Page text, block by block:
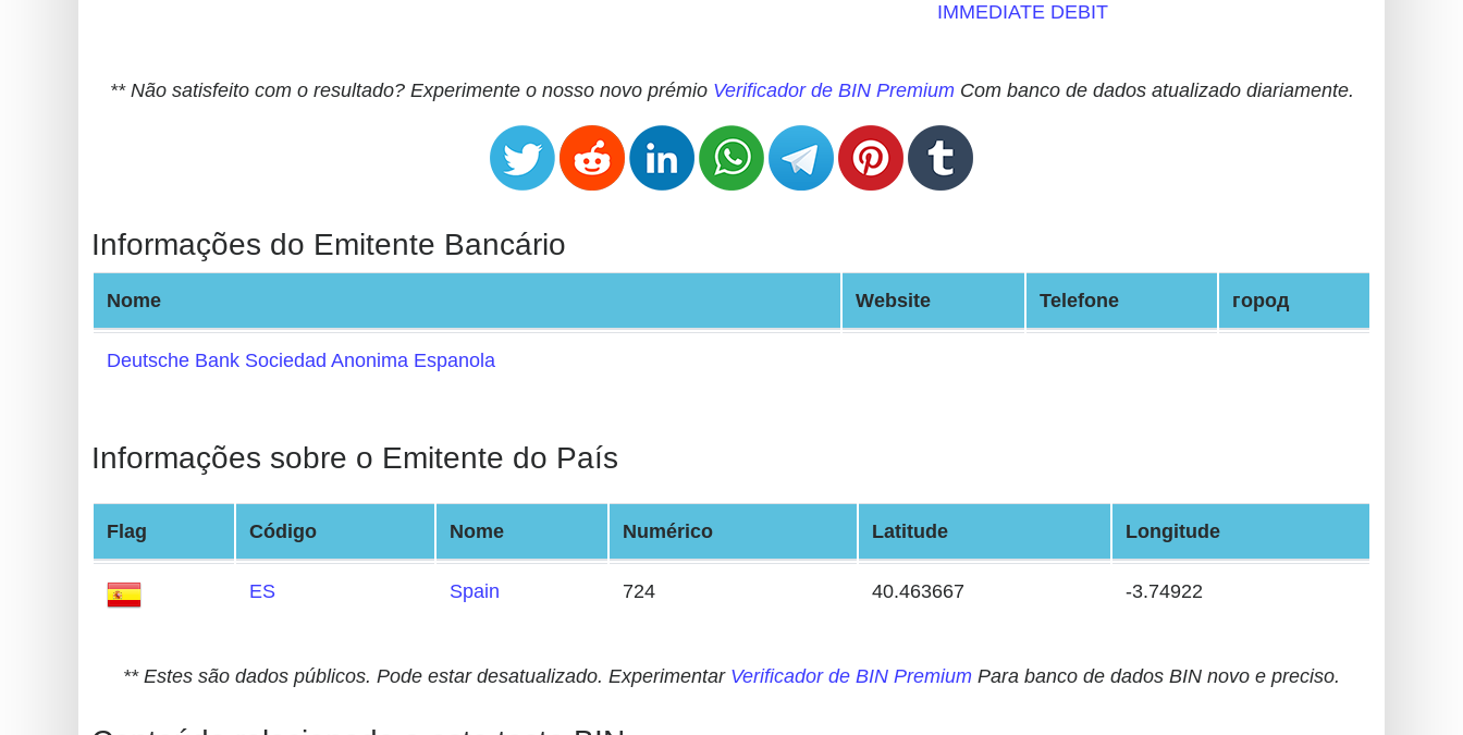
Generator
from
Card
Validator
Credit
Card
Generator
Card
Generator
Generate
Credit
Card
from
Credit
IMMEDIATE DEBIT
** Não satisfeito com o resultado? Experimente o nosso novo prémio Verificador de BIN PremiumCom banco de dados atualizado diariamente.
Informações do Emitente Bancário
Nome Website Telefone город
Deutsche Bank Sociedad Anonima Espanola
Informações sobre o Emitente do País
Flag Código Nome Numérico Latitude Longitude
ES Spain 724 40.463667 -3.74922
** Estes são dados públicos. Pode estar desatualizado. Experimentar Verificador de BIN Premium Para banco de dados BIN novo e preciso.